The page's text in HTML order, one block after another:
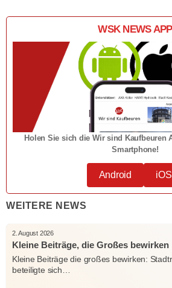
WSK NEWS APP
Holen Sie sich die Wir sind Kaufbeuren
Smartphone!
Android iOS
WEITERE NEWS
2. August 2026
Kleine Beiträge, die Großes bewirken
Kleine Beiträge die großes bewirken:
beteiligte sich…